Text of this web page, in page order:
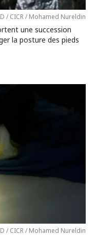
/ CICR / Mohamed Nureldin
une succession
la posture des pieds
/ CICR / Mohamed Nureldin